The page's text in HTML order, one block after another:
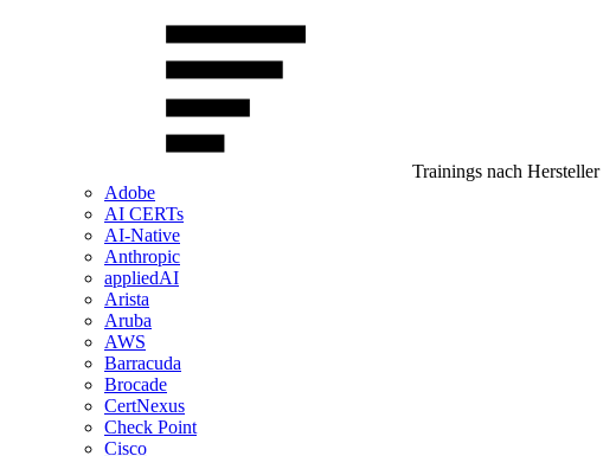
Trainings nach Hersteller
Adobe
AI CERTs
AI-Native
Anthropic
appliedAI
Arista
Aruba
AWS
Barracuda
Brocade
CertNexus
Check Point
Cisco